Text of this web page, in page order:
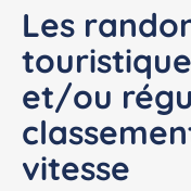
Les
et/ou
vitesse